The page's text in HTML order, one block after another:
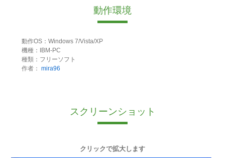
動作環境
動作OS：Windows 7/Vista/XP
機種：IBM-PC
種類：フリーソフト
作者： mira96
スクリーンショット
クリックで拡大します